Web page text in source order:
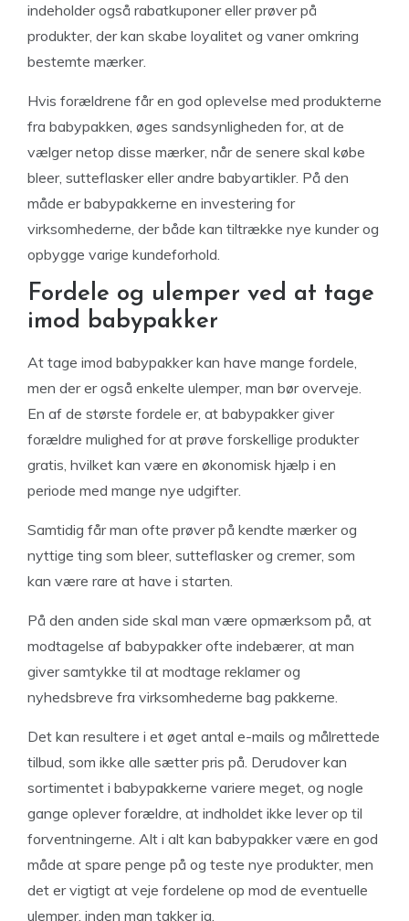
indeholder også rabatkuponer eller prøver på
produkter, der kan skabe loyalitet og vaner omkring
bestemte mærker.
Hvis forældrene får en god oplevelse med produkterne
fra babypakken, øges sandsynligheden for, at de
vælger netop disse mærker, når de senere skal købe
bleer, sutteflasker eller andre babyartikler. På den
måde er babypakkerne en investering for
virksomhederne, der både kan tiltrække nye kunder og
opbygge varige kundeforhold.
Fordele og ulemper ved at tage
imod babypakker
At tage imod babypakker kan have mange fordele,
men der er også enkelte ulemper, man bør overveje.
En af de største fordele er, at babypakker giver
forældre mulighed for at prøve forskellige produkter
gratis, hvilket kan være en økonomisk hjælp i en
periode med mange nye udgifter.
Samtidig får man ofte prøver på kendte mærker og
nyttige ting som bleer, sutteflasker og cremer, som
kan være rare at have i starten.
På den anden side skal man være opmærksom på, at
modtagelse af babypakker ofte indebærer, at man
giver samtykke til at modtage reklamer og
nyhedsbreve fra virksomhederne bag pakkerne.
Det kan resultere i et øget antal e-mails og målrettede
tilbud, som ikke alle sætter pris på. Derudover kan
sortimentet i babypakkerne variere meget, og nogle
gange oplever forældre, at indholdet ikke lever op til
forventningerne. Alt i alt kan babypakker være en god
måde at spare penge på og teste nye produkter, men
det er vigtigt at veje fordelene op mod de eventuelle
ulemper, inden man takker ja.